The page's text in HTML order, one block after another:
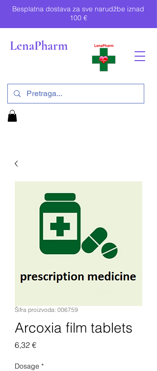
Besplatna dostava za sve narudžbe iznad
100 €
LenaPharm
Šifra proizvoda: 006759
Arcoxia film tablets
6,32 €Cijena
Dosage *